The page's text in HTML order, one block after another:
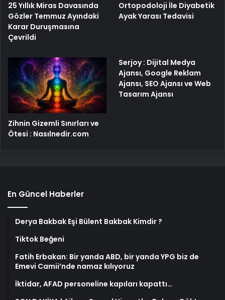
25 Yıllık Miras Davasında
Gözler Temmuz Ayındaki
Karar Duruşmasına
Çevrildi
Ortopodoloji İle Diyabetik
Ayak Yarası Tedavisi
Zihnin Gizemli Sınırları ve
Ötesi : Nasılnedir.com
Serjoy : Dijital Medya
Ajansı, Google Reklam
Ajansı, SEO Ajansı ve Web
Tasarım Ajansı
En Güncel Haberler
Derya Bakbak Eşi Bülent Bakbak Kimdir ?
Tiktok Beğeni
Fatih Erbakan: Bir yanda ABD, bir yanda YPG biz de
Emevi Camii’nde namaz kılıyoruz
İktidar, AFAD personeline kapıları kapattı…